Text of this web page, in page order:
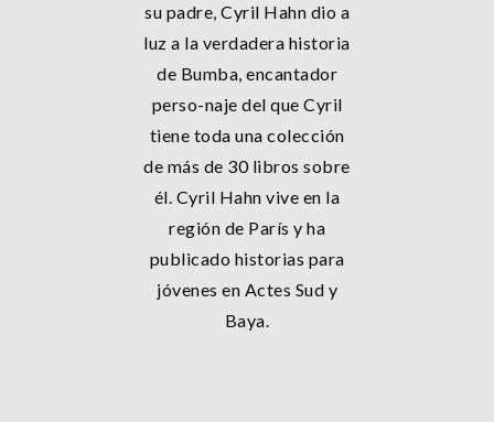
su padre, Cyril Hahn dio a
luz a la verdadera historia
de Bumba, encantador
perso-naje del que Cyril
tiene toda una colección
de más de 30 libros sobre
él. Cyril Hahn vive en la
región de París y ha
publicado historias para
jóvenes en Actes Sud y
Baya.